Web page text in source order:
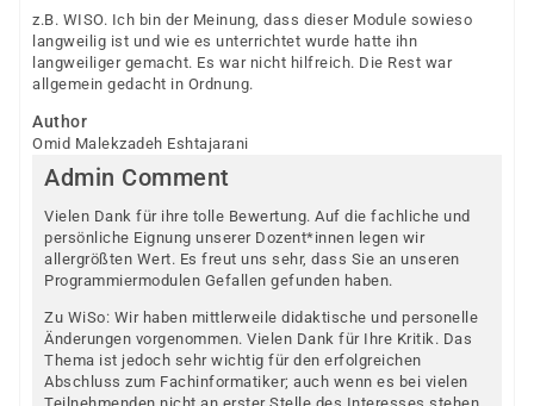
z.B. WISO. Ich bin der Meinung, dass dieser Module sowieso
langweilig ist und wie es unterrichtet wurde hatte ihn
langweiliger gemacht. Es war nicht hilfreich. Die Rest war
allgemein gedacht in Ordnung.
Author
Omid Malekzadeh Eshtajarani
Admin Comment
Vielen Dank für ihre tolle Bewertung. Auf die fachliche und
persönliche Eignung unserer Dozent*innen legen wir
allergrößten Wert. Es freut uns sehr, dass Sie an unseren
Programmiermodulen Gefallen gefunden haben.
Zu WiSo: Wir haben mittlerweile didaktische und personelle
Änderungen vorgenommen. Vielen Dank für Ihre Kritik. Das
Thema ist jedoch sehr wichtig für den erfolgreichen
Abschluss zum Fachinformatiker; auch wenn es bei vielen